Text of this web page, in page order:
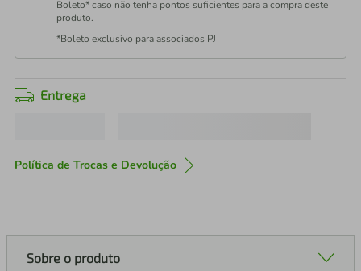
Boleto* caso não tenha pontos suficientes para a compra deste
produto.
*Boleto exclusivo para associados PJ
Entrega
Política de Trocas e Devolução
Sobre o produto